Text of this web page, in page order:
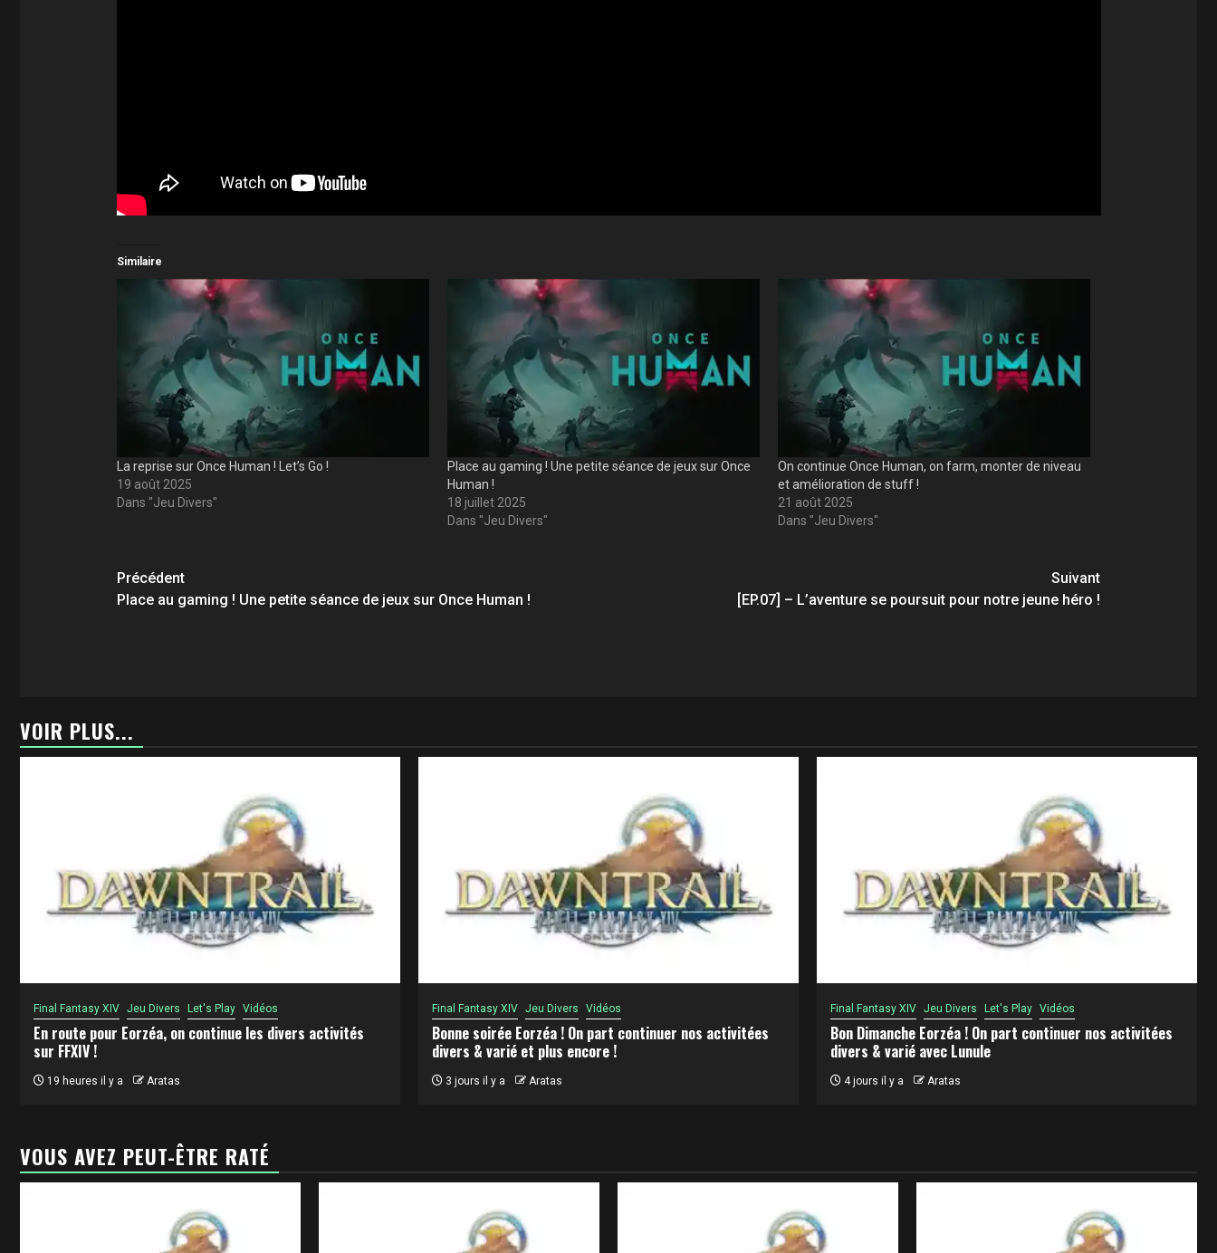
Similaire
La reprise sur Once Human ! Let’s Go !
19 août 2025
Dans "Jeu Divers"
Place au gaming ! Une petite séance de jeux sur Once
Human !
18 juillet 2025
Dans "Jeu Divers"
On continue Once Human, on farm, monter de niveau
et amélioration de stuff !
21 août 2025
Dans "Jeu Divers"
Navigation
d’article
Précédent
Place au gaming ! Une petite séance de jeux sur Once Human !
Suivant
[EP.07] – L’aventure se poursuit pour notre jeune héro !
VOIR PLUS...
Final Fantasy XIV Jeu Divers Let's Play Vidéos
En route pour Eorzéa, on continue les divers activités
sur FFXIV !
19 heures il y a Aratas
Final Fantasy XIV Jeu Divers Vidéos
Bonne soirée Eorzéa ! On part continuer nos activitées
divers & varié et plus encore !
3 jours il y a Aratas
Final Fantasy XIV Jeu Divers Let's Play Vidéos
Bon Dimanche Eorzéa ! On part continuer nos activitées
divers & varié avec Lunule
4 jours il y a Aratas
VOUS AVEZ PEUT-ÊTRE RATÉ